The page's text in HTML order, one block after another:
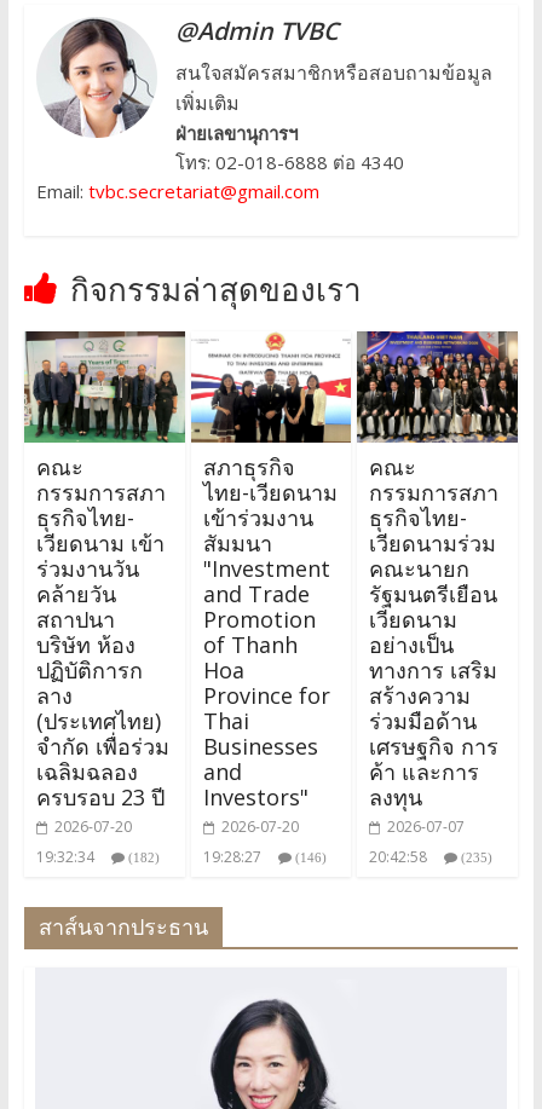
@Admin TVBC
สนใจสมัครสมาชิกหรือสอบถามข้อมูล
เพิ่มเติม
ฝ่ายเลขานุการฯ
โทร: 02-018-6888 ต่อ 4340
Email: tvbc.secretariat@gmail.com
กิจกรรมล่าสุดของเรา
คณะ
กรรมการสภา
ธุรกิจไทย-
เวียดนาม เข้า
ร่วมงานวัน
คล้ายวัน
สถาปนา
บริษัท ห้อง
ปฏิบัติการก
ลาง
(ประเทศไทย)
จำกัด เพื่อร่วม
เฉลิมฉลอง
ครบรอบ 23 ปี
2026-07-20
19:32:34
(182)
สภาธุรกิจ
ไทย-เวียดนาม
เข้าร่วมงาน
สัมมนา
"Investment
and Trade
Promotion
of Thanh
Hoa
Province for
Thai
Businesses
and
Investors"
2026-07-20
19:28:27
(146)
คณะ
กรรมการสภา
ธุรกิจไทย-
เวียดนามร่วม
คณะนายก
รัฐมนตรีเยือน
เวียดนาม
อย่างเป็น
ทางการ เสริม
สร้างความ
ร่วมมือด้าน
เศรษฐกิจ การ
ค้า และการ
ลงทุน
2026-07-07
20:42:58
(235)
สาส์นจากประธาน